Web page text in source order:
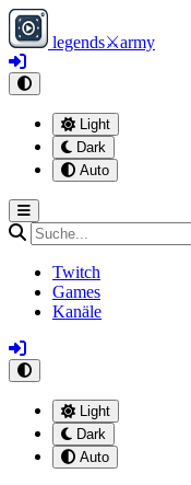
legends⚔army
Light
Dark
Auto
Twitch
Games
Kanäle
Light
Dark
Auto